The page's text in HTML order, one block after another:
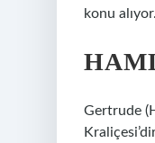
konu alıyor.
Gertrude